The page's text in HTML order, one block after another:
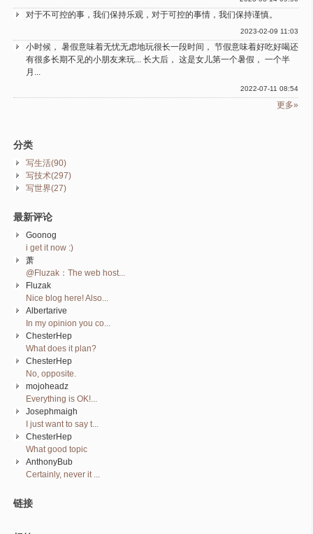
对于不可控的事，我们保持乐观，对于可控的事情，我们保持谨慎。
2023-02-09 11:03
小时候， 暑假意味着无忧无虑地玩很长一段时间， 节假意味着好吃好喝还
有很多长期不见的小朋友来玩... 长大后， 这是女儿第一个暑假， 一个半
月...
2022-07-11 08:54
更多»
分类
写生活(90)
写技术(297)
写世界(27)
最新评论
Goonog
i get it now :)
萧
@Fluzak：The web host...
Fluzak
Nice blog here! Also...
Albertarive
In my opinion you co...
ChesterHep
What does it plan?
ChesterHep
No, opposite.
mojoheadz
Everything is OK!...
Josephmaigh
I just want to say t...
ChesterHep
What good topic
AnthonyBub
Certainly, never it ...
链接